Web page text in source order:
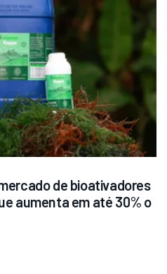
de bioativadores
aumenta em até 30% o